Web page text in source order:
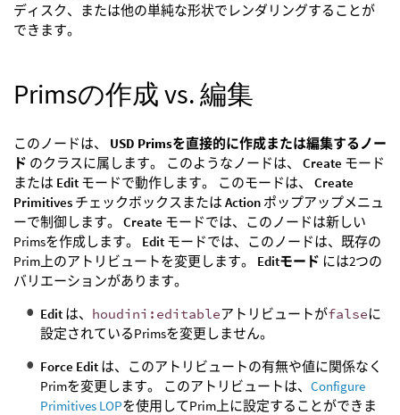
ディスク、または他の単純な形状でレンダリングすることが
できます。
Primsの作成 vs. 編集
このノードは、 USD Primsを直接的に作成または編集するノー
ド のクラスに属します。 このようなノードは、 Create モード
または Edit モードで動作します。 このモードは、 Create
Primitives チェックボックスまたは Action ポップアップメニュ
ーで制御します。 Create モードでは、このノードは新しい
Primsを作成します。 Edit モードでは、このノードは、既存の
Prim上のアトリビュートを変更します。 Editモード には2つの
バリエーションがあります。
Edit は、 houdini:editableアトリビュートがfalseに
設定されているPrimsを変更しません。
Force Edit は、このアトリビュートの有無や値に関係なく
Primを変更します。 このアトリビュートは、 Configure
Primitives LOPを使用してPrim上に設定することができま